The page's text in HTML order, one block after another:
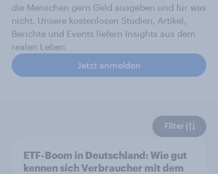
die Menschen gern Geld ausgeben und für was
nicht. Unsere kostenlosen Studien, Artikel,
Berichte und Events liefern Insights aus dem
realen Leben.
Jetzt anmelden
Filter
ETF-Boom in Deutschland: Wie gut
kennen sich Verbraucher mit dem